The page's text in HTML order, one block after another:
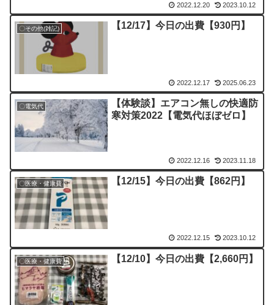
2022.12.20 2023.10.12
〇その他(雑記) 【12/17】今日の出費【930円】
2022.12.17 2025.06.23
〇電気代
【体験談】エアコン無しの快適防
寒対策2022【電気代ほぼゼロ】
2022.12.16 2023.11.18
〇医療・健康費 【12/15】今日の出費【862円】
2022.12.15 2023.10.12
〇医療・健康費 【12/10】今日の出費【2,660円】